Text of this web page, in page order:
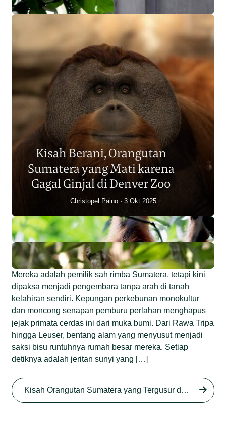
Populasi Orangutan
Sumatera Berkurang 2.700
Individu dalam Satu Dekade?
Junaidi Hanafiah 14 Jul 2026
Kisah Berani, Orangutan
Sumatera yang Mati karena
Gagal Ginjal di Denver Zoo
Christopel Paino 3 Okt 2025
Sumatera di Rawa Tripa
Junaidi Hanafiah 27 Agu 2025
Begini Modus Perburuan
Mereka adalah pemilik sah rimba Sumatera, tetapi kini
dipaksa menjadi pengembara tanpa arah di tanah
kelahiran sendiri. Kepungan perkebunan monokultur
dan moncong senapan pemburu perlahan menghapus
jejak primata cerdas ini dari muka bumi. Dari Rawa Tripa
hingga Leuser, bentang alam yang menyusut menjadi
saksi bisu runtuhnya rumah besar mereka. Setiap
detiknya adalah jeritan sunyi yang […]
Kisah Orangutan Sumatera yang Tergusur dari Rumah Sendiri series